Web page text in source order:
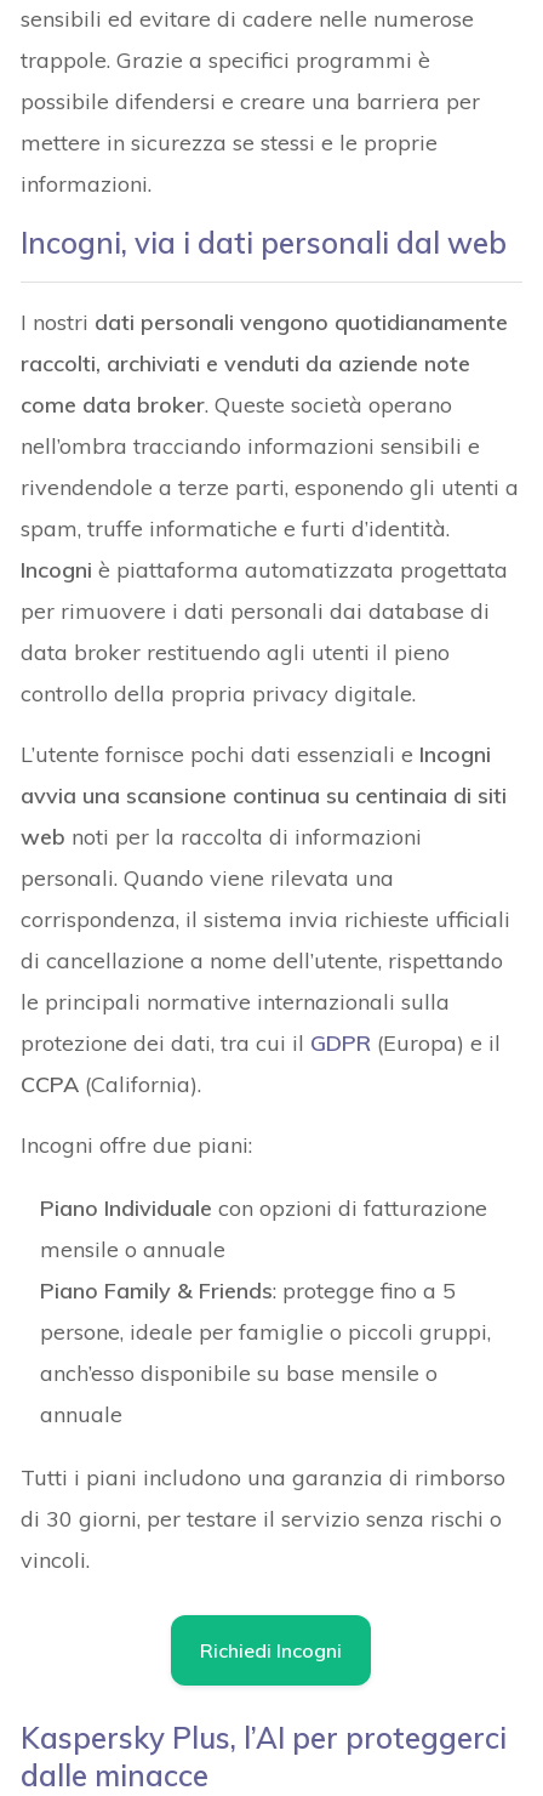
sensibili ed evitare di cadere nelle numerose
trappole. Grazie a specifici programmi è
possibile difendersi e creare una barriera per
mettere in sicurezza se stessi e le proprie
informazioni.
Incogni, via i dati personali dal web
I nostri dati personali vengono quotidianamente
raccolti, archiviati e venduti da aziende note
come data broker. Queste società operano
nell’ombra tracciando informazioni sensibili e
rivendendole a terze parti, esponendo gli utenti a
spam, truffe informatiche e furti d’identità.
Incogniè piattaforma automatizzata progettata
per rimuovere i dati personali dai database di
data broker restituendo agli utenti il pieno
controllo della propria privacy digitale.
L’utente fornisce pochi dati essenziali e Incogni
avvia una scansione continua su centinaia di siti
web noti per la raccolta di informazioni
personali. Quando viene rilevata una
corrispondenza, il sistema invia richieste ufficiali
di cancellazione a nome dell’utente, rispettando
le principali normative internazionali sulla
protezione dei dati, tra cui il GDPR (Europa) e il
CCPA (California).
Incogni offre due piani:
Piano Individuale con opzioni di fatturazione
mensile o annuale
Piano Family & Friends: protegge fino a 5
persone, ideale per famiglie o piccoli gruppi,
anch’esso disponibile su base mensile o
annuale
Tutti i piani includono una garanzia di rimborso
di 30 giorni, per testare il servizio senza rischi o
vincoli.
Richiedi Incogni
Kaspersky Plus, l’AI per proteggerci
dalle minacce